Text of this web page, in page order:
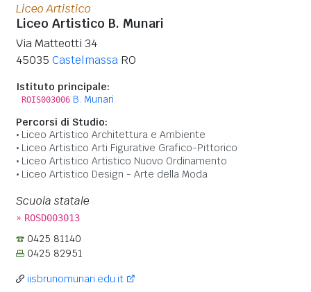
Liceo Artistico
Liceo Artistico B. Munari
Via Matteotti 34
45035 Castelmassa RO
Istituto principale:
ROIS003006 B. Munari
Percorsi di Studio:
Liceo Artistico Architettura e Ambiente
Liceo Artistico Arti Figurative Grafico-Pittorico
Liceo Artistico Artistico Nuovo Ordinamento
Liceo Artistico Design - Arte della Moda
Scuola statale
» ROSD003013
0425 81140
0425 82951
iisbrunomunari.edu.it